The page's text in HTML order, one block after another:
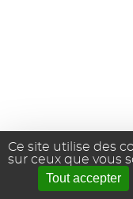
Ce site utilise des
sur ceux que vous
Tout accepter